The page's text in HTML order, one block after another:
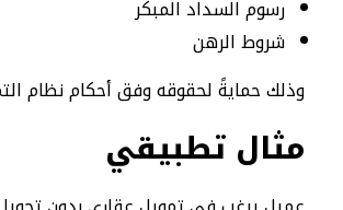
رسوم السداد المبكر
شروط الرهن
وذلك حمايةً لحقوقه وفق أحكام نظام
مثال تطبيقي